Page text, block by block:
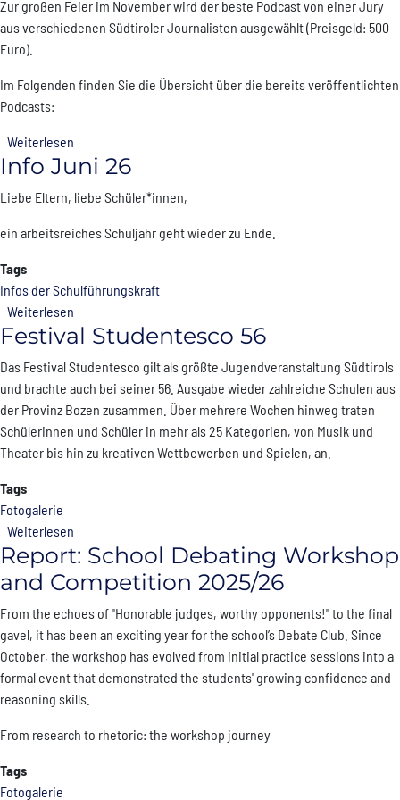
Zur großen Feier im November wird der beste Podcast von einer Jury
aus verschiedenen Südtiroler Journalisten ausgewählt (Preisgeld: 500
Euro).
Im Folgenden finden Sie die Übersicht über die bereits veröffentlichten
Podcasts:
Weiterlesen
Info Juni 26
Liebe Eltern, liebe Schüler*innen,
ein arbeitsreiches Schuljahr geht wieder zu Ende.
Tags
Infos der Schulführungskraft
Weiterlesen
Festival Studentesco 56
Das Festival Studentesco gilt als größte Jugendveranstaltung Südtirols
und brachte auch bei seiner 56. Ausgabe wieder zahlreiche Schulen aus
der Provinz Bozen zusammen. Über mehrere Wochen hinweg traten
Schülerinnen und Schüler in mehr als 25 Kategorien, von Musik und
Theater bis hin zu kreativen Wettbewerben und Spielen, an.
Tags
Fotogalerie
Weiterlesen
Report: School Debating Workshop
and Competition 2025/26
From the echoes of "Honorable judges, worthy opponents!" to the final
gavel, it has been an exciting year for the school’s Debate Club. Since
October, the workshop has evolved from initial practice sessions into a
formal event that demonstrated the students' growing confidence and
reasoning skills.
From research to rhetoric: the workshop journey
Tags
Fotogalerie